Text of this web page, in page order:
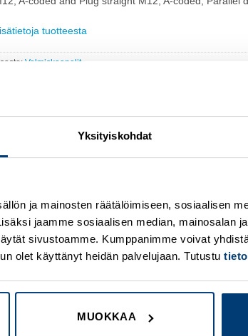
Yksityiskohdat
ja mainosten räätälöimiseen, sosiaalisen
jaamme sosiaalisen median, mainosalan
sivustoamme. Kumppanimme voivat
olet käyttänyt heidän palvelujaan. Tutustu
MUOKKAA
tuotteesta
Valmiskaapelit
Add to
wishlist